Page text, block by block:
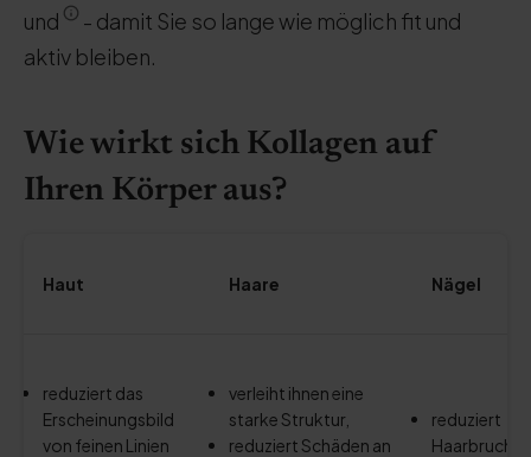
und
- damit Sie so lange wie möglich fit und
aktiv bleiben.
Wie wirkt sich Kollagen auf
Ihren Körper aus?
Haut Haare Nägel
reduziert das
Erscheinungsbild
von feinen Linien
verleiht ihnen eine
starke Struktur,
reduziert Schäden an
reduziert
Haarbruch,